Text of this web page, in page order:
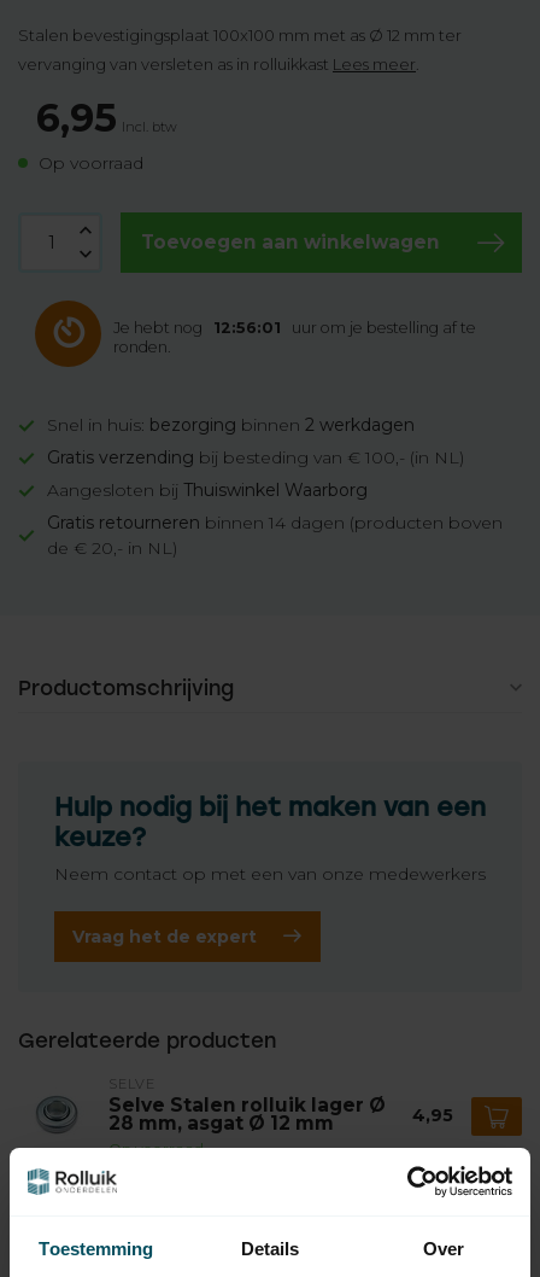
Toestemming Details Over
Stalen bevestigingsplaat 100x100 mm met as Ø 12 mm ter
vervanging van versleten as in rolluikkast Lees meer
6,95 Incl. btw
Op voorraad
Toevoegen aan winkelwagen
Je hebt nog 12:56:00
uur om je bestelling af te
ronden.
Snel in huis: bezorging binnen 2 werkdagen
Gratis verzending bij besteding van € 100,- (in NL)
Aangesloten bij Thuiswinkel Waarborg
Gratis retourneren binnen 14 dagen (producten boven
de € 20,- in NL)
Productomschrijving
Hulp nodig bij het maken van een
keuze?
Neem contact op met een van onze medewerkers
Vraag het de expert
Gerelateerde producten
SELVE
Selve Stalen rolluik lager Ø
28 mm, asgat Ø 12 mm
Op voorraad
4,95
Ø 28 mm, asgat Ø 12 mm 6,95